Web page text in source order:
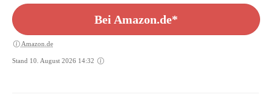
Bei Amazon.de*
Amazon.de
Stand 10. August 2026 14:32